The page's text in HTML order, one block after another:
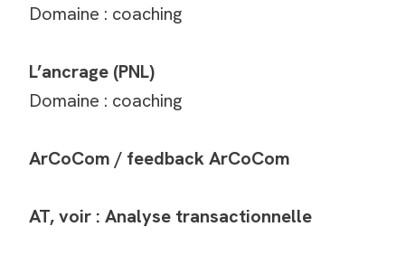
Domaine : coaching
L’ancrage (PNL)
Domaine : coaching
ArCoCom / feedback ArCoCom
AT, voir : Analyse transactionnelle